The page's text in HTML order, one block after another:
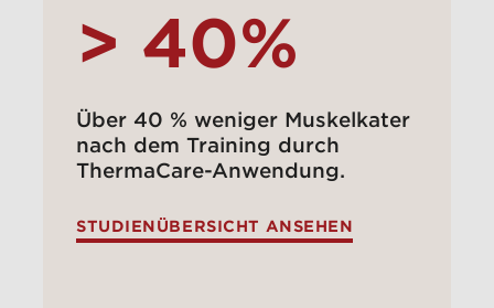
> 40%
Über 40 % weniger Muskelkater
nach dem Training durch
ThermaCare-Anwendung.
STUDIENÜBERSICHT ANSEHEN